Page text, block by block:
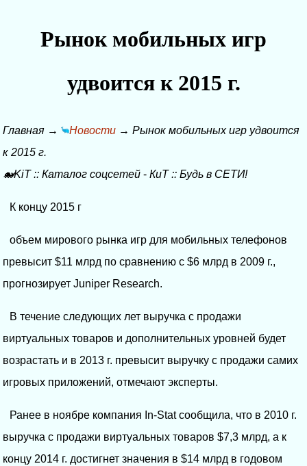
Рынок мобильных игр
удвоится к 2015 г.
Главная → Новости → Рынок мобильных игр удвоится
к 2015 г.
🐋KiT:: Каталог соцсетей - КиТ:: Будь в СЕТИ!
К концу 2015 г
объем мирового рынка игр для мобильных телефонов
превысит $11 млрд по сравнению с $6 млрд в 2009 г.,
прогнозирует Juniper Research.
В течение следующих лет выручка с продажи
виртуальных товаров и дополнительных уровней будет
возрастать и в 2013 г. превысит выручку с продажи самих
игровых приложений, отмечают эксперты.
Ранее в ноябре компания In-Stat сообщила, что в 2010 г.
выручка с продажи виртуальных товаров $7,3 млрд, а к
концу 2014 г. достигнет значения в $14 млрд в годовом